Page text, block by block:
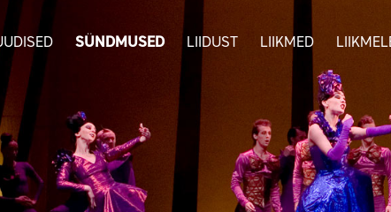
SÜNDMUSED LIIDUST LIIKMED